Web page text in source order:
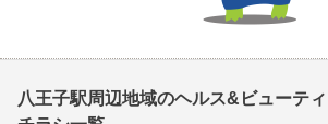
八王子駅周辺地域のヘルス&ビューテ